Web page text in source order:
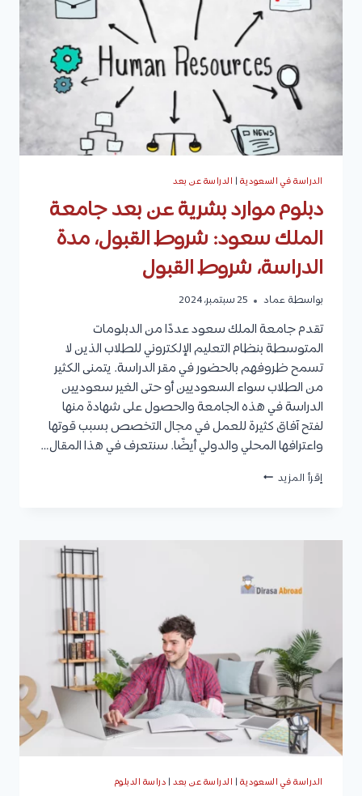
القبول،
الرسوم،
التقديم
الدراسة في السعودية| الدراسة عن بعد
دبلوم موارد بشرية عن بعد جامعة
الملك سعود: شروط القبول، مدة
الدراسة، شروط القبول
بواسطة عماد 25 سبتمبر، 2024
تقدم جامعة الملك سعود عددًا من الدبلومات
المتوسطة بنظام التعليم الإلكتروني للطلاب الذين لا
تسمح ظروفهم بالحضور في مقر الدراسة. يتمنى الكثير
من الطلاب سواء السعوديين أو حتى الغير سعوديين
الدراسة في هذه الجامعة والحصول على شهادة منها
لفتح آفاق كثيرة للعمل في مجال التخصص بسبب قوتها
واعترافها المحلي والدولي أيضًا. سنتعرف في هذا المقال…
إقرأ المزيد دبلوم
بعد
سعود:
شروط
الدراسة،
شروط
القبول
الدراسة في السعودية| الدراسة عن بعد| دراسة الدبلوم